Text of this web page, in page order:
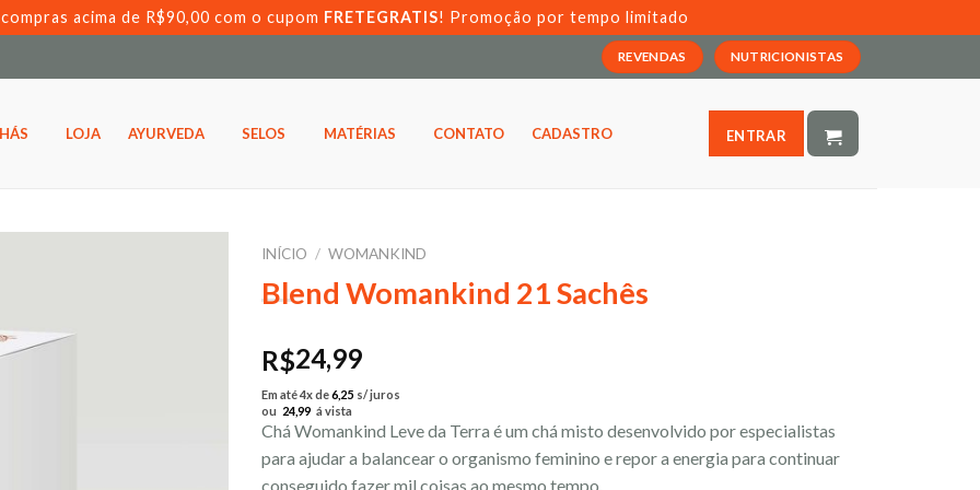
acima de R$90,00 com o cupom FRETEGRATIS! Promoção por tempo limitado
REVENDAS NUTRICIONISTAS
LOJA AYURVEDA SELOS MATÉRIAS CONTATO CADASTRO ENTRAR
INÍCIO / WOMANKIND
Blend Womankind 21 Sachês
R$24,99
Em até 4x de6,25 s/ juros
ou 24,99 á vista
Chá Womankind Leve da Terra é um chá misto desenvolvido por especialistas
para ajudar a balancear o organismo feminino e repor a energia para continuar
conseguido fazer mil coisas ao mesmo tempo.